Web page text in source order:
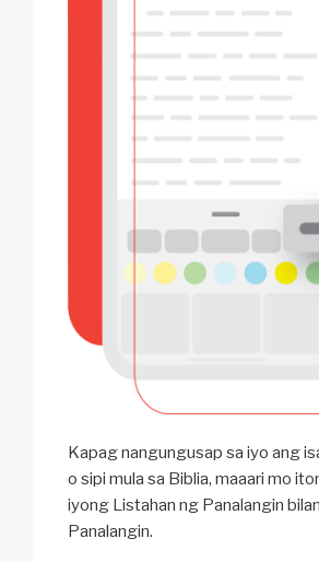
Kapag nangungusap sa iyo ang
o sipi mula sa Biblia, maaari mo
iyong Listahan ng Panalangin
Panalangin.